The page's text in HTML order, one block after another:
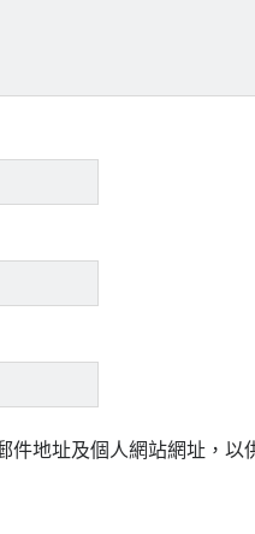
件地址及個人網站網址，以